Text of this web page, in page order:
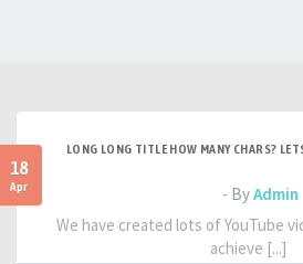
18
Apr
LONG LONG TITLE HOW MANY CHARS?
- ByAdmin
We have created lots of YouTube
achieve [...]